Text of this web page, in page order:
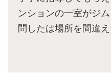
ンションの一室がジ
問したは場所を間違